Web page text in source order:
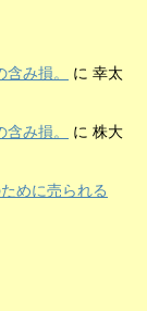
み損。 に 幸太
み損。
に 株大
めに売られる